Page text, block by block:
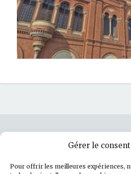
Gérer le
Pour offrir les meilleures expériences,